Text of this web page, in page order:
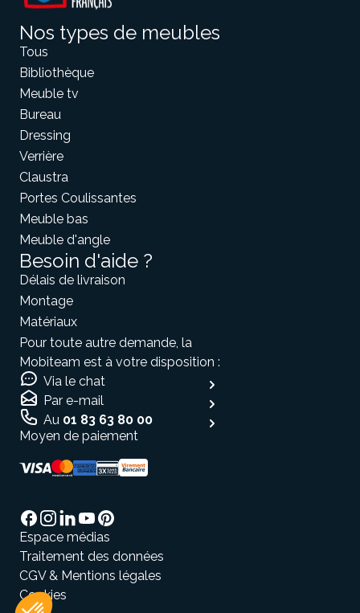
Nos types de meubles
Tous
Bibliothèque
Meuble tv
Bureau
Dressing
Verrière
Claustra
Portes Coulissantes
Meuble bas
Meuble d'angle
Besoin d'aide ?
Délais de livraison
Montage
Matériaux
Pour toute autre demande, la
Mobiteam est à votre disposition :
Via le chat
Par e-mail
Au 01 83 63 80 00
Moyen de paiement
Espace médias
Traitement des données
CGV & Mentions légales
Cookies